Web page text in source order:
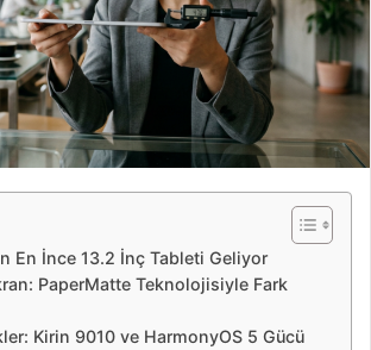
En İnce 13.2 İnç Tableti Geliyor
PaperMatte Teknolojisiyle Fark
Kirin 9010 ve HarmonyOS 5 Gücü